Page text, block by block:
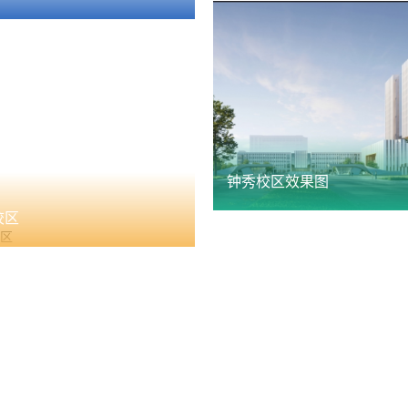
钟秀校区效果图